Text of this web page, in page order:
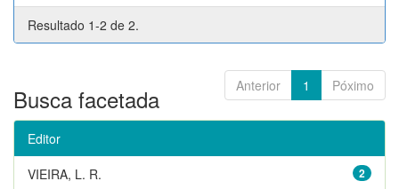
Resultado 1-2 de 2.
Anterior 1 Póximo
Busca facetada
Editor
2
VIEIRA, L. R.